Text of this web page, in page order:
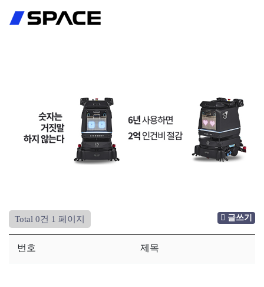
로그인
Total 0건 1 페이지 글쓰기
번호 제목